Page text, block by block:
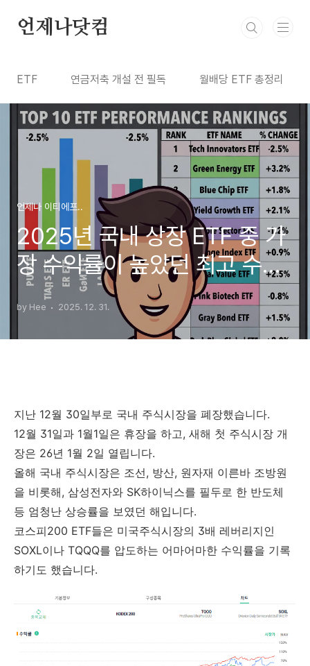
언제나닷컴
ETF 연금저축 개설 전 필독 월배당 ETF 총정리
언제나 이티에프..
2025년 국내 상장 ETF 중 가
장 수익률이 높았던 최고 수익
률 TOP10은?
by Hee 2025. 12. 31.
지난 12월 30일부로 국내 주식시장을 폐장했습니다.
12월 31일과 1월1일은 휴장을 하고, 새해 첫 주식시장 개
장은 26년 1월 2일 열립니다.
올해 국내 주식시장은 조선, 방산, 원자재 이른바 조방원
을 비롯해, 삼성전자와 SK하이닉스를 필두로 한 반도체
등 엄청난 상승률을 보였던 해입니다.
코스피200 ETF들은 미국주식시장의 3배 레버리지인
SOXL이나 TQQQ를 압도하는 어마어마한 수익률을 기록
하기도 했습니다.